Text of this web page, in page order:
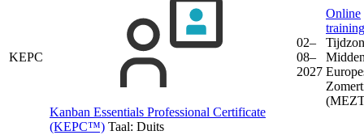
KEPC
Kanban Essentials Professional Certificate
(KEPC™) Taal: Duits
02–
08–
2027
Online
training